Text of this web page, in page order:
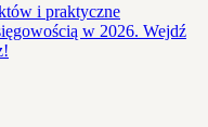
i praktyczne
w 2026. Wejdź